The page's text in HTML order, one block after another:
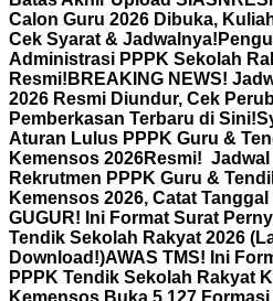
Calon Guru 2026 Dibuka,
Cek Syarat & Jadwalnya!
Administrasi PPPK Sekolah
Resmi! BREAKING NEWS!
2026 Resmi Diundur, Cek
Pemberkasan Terbaru di Sini!
Aturan Lulus PPPK Guru &
Kemensos 2026Resmi!
Rekrutmen PPPK Guru &
Kemensos 2026, Catat
GUGUR! Ini Format Surat
Tendik Sekolah Rakyat 2026
Download!)AWAS TMS! Ini
PPPK Tendik Sekolah Rakyat
Kemensos Buka 5.127